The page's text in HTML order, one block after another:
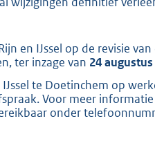
en IJssel op de revisie
ter inzage van 24
te Doetinchem op
Voor meer
onder